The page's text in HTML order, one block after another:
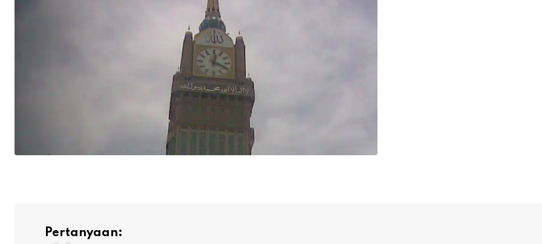
Pertanyaan: